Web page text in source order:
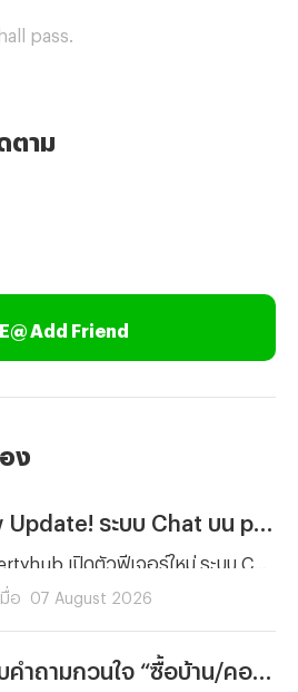
pass.
ตาม
Add Friend
ง
มื่อ 07 August 2026